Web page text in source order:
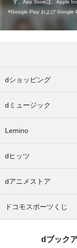
す。App Storeは、Apple
Google Play および Google
dショッピング
dミュージック
Lemino
dヒッツ
dアニメストア
ドコモスポーツくじ
dブック